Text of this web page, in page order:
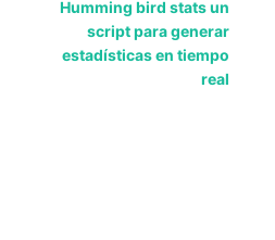
Humming bird stats un
script para generar
estadísticas en tiempo
real